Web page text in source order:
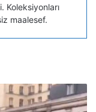
Koleksiyonları
maalesef.